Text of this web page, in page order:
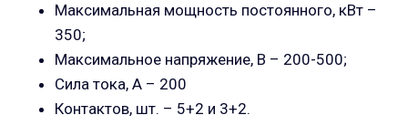
Максимальная мощность постоянного, кВт –
350;
Максимальное напряжение, В – 200-500;
Сила тока, А – 200
Контактов, шт. – 5+2 и 3+2.